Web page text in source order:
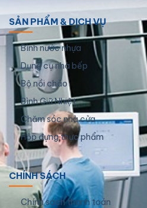
SẢN PHẨM & DỊCH VỤ
Bình nước nhựa
Dụng cụ nhà bếp
Bộ nồi chảo
Bình Giữ Nhiệt
Chăm sóc nhà cửa
Hộp đựng thực phẩm
CHÍNH SÁCH
Chính sách thanh toán